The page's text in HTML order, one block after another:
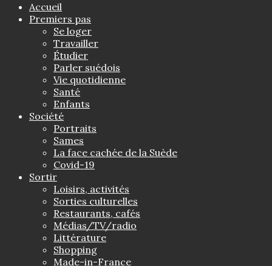
Accueil
Premiers pas
Se loger
Travailler
Étudier
Parler suédois
Vie quotidienne
Santé
Enfants
Société
Portraits
Sames
La face cachée de la Suède
Covid-19
Sortir
Loisirs, activités
Sorties culturelles
Restaurants, cafés
Médias/TV/radio
Littérature
Shopping
Made-in-France